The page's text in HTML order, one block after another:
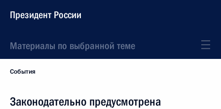
Президент России
Материалы по выбранной теме
События
Законодательно предусмотрена